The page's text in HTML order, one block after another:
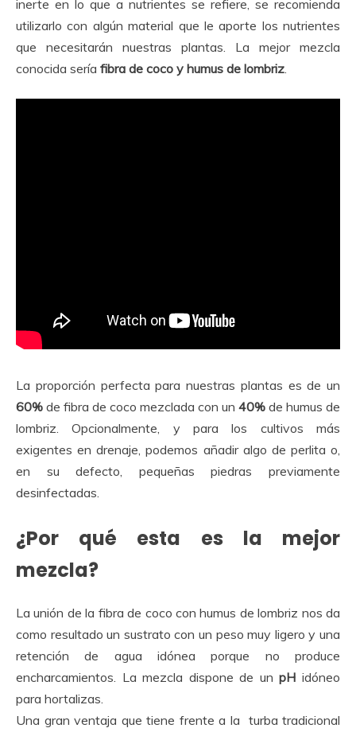
inerte en lo que a nutrientes se refiere, se recomienda
utilizarlo con algún material que le aporte los nutrientes
que necesitarán nuestras plantas. La mejor mezcla
conocida sería fibra de coco y humus de lombriz
La proporción perfecta para nuestras plantas es de un
60% de fibra de coco mezclada con un 40% de humus de
lombriz. Opcionalmente, y para los cultivos más
exigentes en drenaje, podemos añadir algo de perlita o,
en su defecto, pequeñas piedras previamente
desinfectadas.
¿Por qué esta es la mejor
mezcla?
La unión de la fibra de coco con humus de lombriz nos da
como resultado un sustrato con un peso muy ligero y una
retención de agua idónea porque no produce
encharcamientos. La mezcla dispone de unpH idóneo
para hortalizas.
Una gran ventaja que tiene frente a la turba tradicional